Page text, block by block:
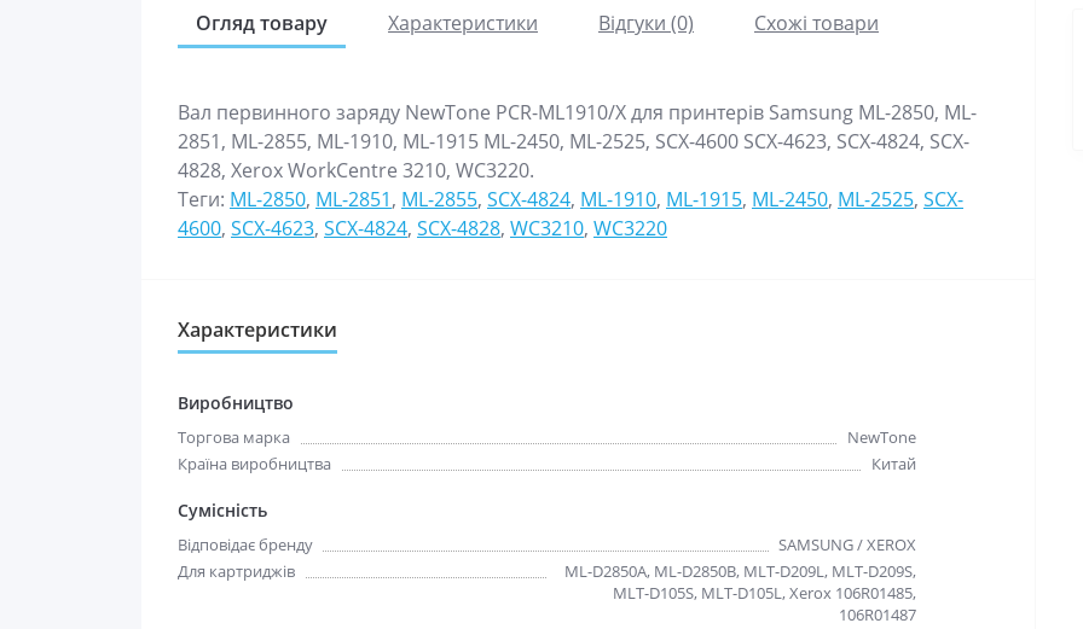
Огляд товару Характеристики Відгуки (0) Схожі товари
Вал первинного заряду NewTone PCR-ML1910/X для принтерів Samsung ML-2850, ML-
2851, ML-2855, ML-1910, ML-1915 ML-2450, ML-2525, SCX-4600 SCX-4623, SCX-4824, SCX-
4828, Xerox WorkCentre 3210, WC3220.
Теги: ML-2850, ML-2851, ML-2855, SCX-4824, ML-1910, ML-1915, ML-2450, ML-2525, SCX-
4600, SCX-4623, SCX-4824, SCX-4828, WC3210, WC3220
Характеристики
Виробництво
Торгова марка
NewTone
Країна виробництва
Китай
Сумісність
Відповідає бренду
SAMSUNG / XEROX
Для картриджів
ML-D2850A, ML-D2850B, MLT-D209L, MLT-D209S,
MLT-D105S, MLT-D105L, Xerox 106R01485,
106R01487